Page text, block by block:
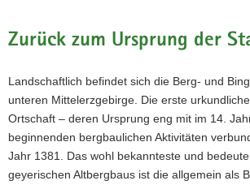
grünlich-
bräunliche
nachvollzogen
werden.
in
von
circa
4
x
Kilometer
anzutreffen
Zurück zum Ursprung der
Landschaftlich befindet sich die Berg- und
unteren Mittelerzgebirge. Die erste
Ortschaft – deren Ursprung eng mit im 14.
beginnenden bergbaulichen Aktivitäten
Jahr 1381. Das wohl bekannteste und
geyerischen Altbergbaus ist die allgemein als